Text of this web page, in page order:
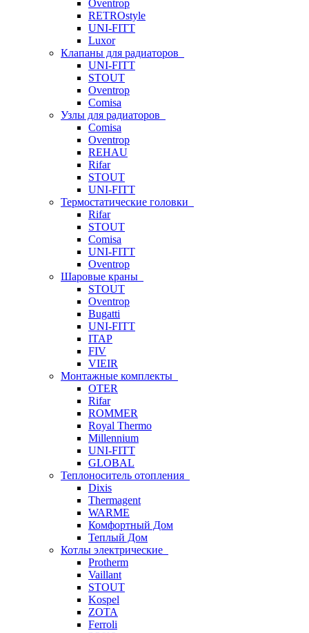
Oventrop
RETROstyle
UNI-FITT
Luxor
Клапаны для радиаторов
UNI-FITT
STOUT
Oventrop
Comisa
Узлы для радиаторов
Comisa
Oventrop
REHAU
Rifar
STOUT
UNI-FITT
Термостатические головки
Rifar
STOUT
Comisa
UNI-FITT
Oventrop
Шаровые краны
STOUT
Oventrop
Bugatti
UNI-FITT
ITAP
FIV
VIEIR
Монтажные комплекты
OTER
Rifar
ROMMER
Royal Thermo
Millennium
UNI-FITT
GLOBAL
Теплоноситель отопления
Dixis
Thermagent
WARME
Комфортный Дом
Теплый Дом
Котлы электрические
Protherm
Vaillant
STOUT
Kospel
ZOTA
Ferroli